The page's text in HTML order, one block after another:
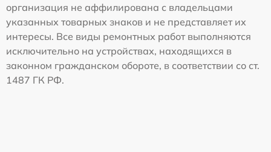
организация не аффилирована с владельцами
указанных товарных знаков и не представляет их
интересы. Все виды ремонтных работ выполняются
исключительно на устройствах, находящихся в
законном гражданском обороте, в соответствии со ст.
1487 ГК РФ.